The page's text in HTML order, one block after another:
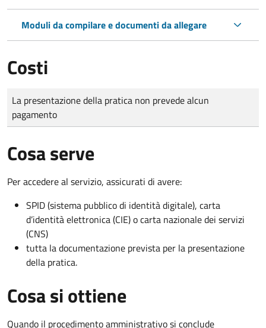
Moduli da compilare e documenti da allegare
Costi
Tipo di pagamento
Importo
La presentazione della pratica non prevede alcun
pagamento
Cosa serve
Per accedere al servizio, assicurati di avere:
SPID (sistema pubblico di identità digitale), carta
d’identità elettronica (CIE) o carta nazionale dei servizi
(CNS)
tutta la documentazione prevista per la presentazione
della pratica.
Cosa si ottiene
Quando il procedimento amministrativo si conclude